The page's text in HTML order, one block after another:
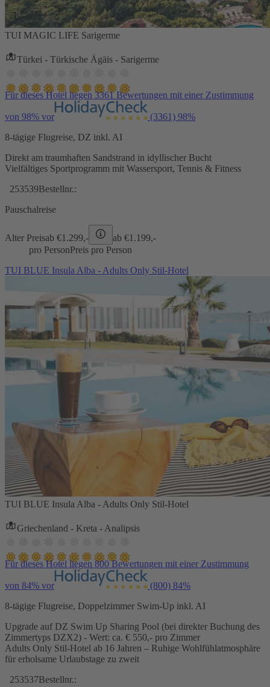
TUI MAGIC LIFE Sarigerme
Türkei - Türkische Ägäis - Sarigerme
Für dieses Hotel liegen 3361 Bewertungen mit einer Zustimmung
von 98% vor (3361) 98%
8-tägige Flugreise, DZ inkl. AI
Direkt am traumhaften Sandstrand in idyllischer Bucht
Vielfältiges Sportprogramm mit Wassersport, Tennis & Fitness
253539Bestellnr.:
Pauschalreise
Alter Preisab €1.299,- ab €1.199,-
pro PersonPreis pro Person
TUI BLUE Insula Alba - Adults Only Stil-Hotel
TUI BLUE Insula Alba - Adults Only Stil-Hotel
Griechenland - Kreta - Analipsis
Für dieses Hotel liegen 800 Bewertungen mit einer Zustimmung
von 84% vor (800) 84%
8-tägige Flugreise, Doppelzimmer Swim-Up inkl. AI
Upgrade auf DZ Swim Up Sharing Pool (bei direkter Buchung des
Zimmertyps DZX2) - Wert: ca. € 550,- pro Zimmer
Adults Only Stil-Hotel ab 16 Jahren – Ruhige Wohlfühlatmosphäre
für erholsame Urlaubstage zu zweit
253537Bestellnr.: